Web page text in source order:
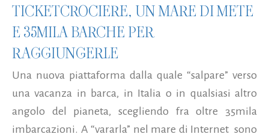
TICKETCROCIERE, UN MARE DI METE
E 35MILA BARCHE PER
RAGGIUNGERLE
Una nuova piattaforma dalla quale “salpare” verso
una vacanza in barca, in Italia o in qualsiasi altro
angolo del pianeta, scegliendo fra oltre 35mila
imbarcazioni. A “vararla” nel mare di Internet sono